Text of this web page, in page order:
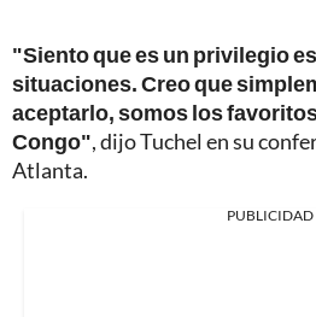
"Siento que es un privilegio
situaciones. Creo que
aceptarlo, somos los
Congo", dijo Tuchel en su
Atlanta.
PUBLICIDAD